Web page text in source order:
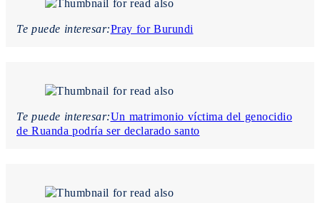
Te puede interesar:Pray for Burundi
Te puede interesar:Un matrimonio víctima del genocidio
de Ruanda podría ser declarado santo